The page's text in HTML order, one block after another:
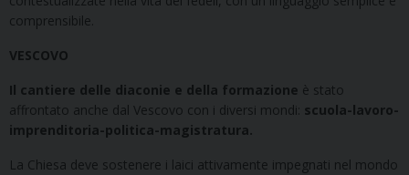
comprensibile.
VESCOVO
Il cantiere delle diaconie e della formazione è stato
affrontato anche dal Vescovo con i diversi mondi: scuola-lavoro-
imprenditoria-politica-magistratura.
La Chiesa deve sostenere i laici attivamente impegnati nel mondo